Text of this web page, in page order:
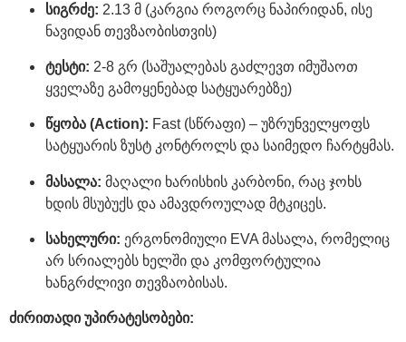
სიგრძე: 2.13 მ (კარგია როგორც ნაპირიდან, ისე
ნავიდან თევზაობისთვის)
ტესტი: 2-8 გრ (საშუალებას გაძლევთ იმუშაოთ
ყველაზე გამოყენებად სატყუარებზე)
წყობა (Action): Fast (სწრაფი) – უზრუნველყოფს
სატყუარის ზუსტ კონტროლს და საიმედო ჩარტყმას.
მასალა: მაღალი ხარისხის კარბონი, რაც ჯოხს
ხდის მსუბუქს და ამავდროულად მტკიცეს.
სახელური: ერგონომიული EVA მასალა, რომელიც
არ სრიალებს ხელში და კომფორტულია
ხანგრძლივი თევზაობისას.
ძირითადი უპირატესობები: